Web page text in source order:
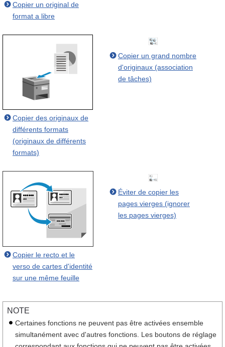
Copier un original de
format a libre
Copier des originaux de
différents formats
(originaux de différents
formats)
Copier un grand nombre
d'originaux (association
de tâches)
Copier le recto et le
verso de cartes d'identité
sur une même feuille
Éviter de copier les
pages vierges (ignorer
les pages vierges)
NOTE
Certaines fonctions ne peuvent pas être activées ensemble
simultanément avec d'autres fonctions. Les boutons de réglage